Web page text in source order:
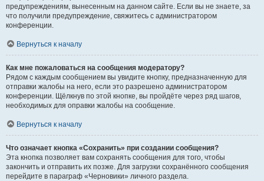
предупреждениям, вынесенным на данном сайте. Если вы не знаете, за
что получили предупреждение, свяжитесь с администратором
конференции.
Вернуться к началу
Как мне пожаловаться на сообщения модератору?
Рядом с каждым сообщением вы увидите кнопку, предназначенную для
отправки жалобы на него, если это разрешено администратором
конференции. Щёлкнув по этой кнопке, вы пройдёте через ряд шагов,
необходимых для оправки жалобы на сообщение.
Вернуться к началу
Что означает кнопка «Сохранить» при создании сообщения?
Эта кнопка позволяет вам сохранять сообщения для того, чтобы
закончить и отправить их позже. Для загрузки сохранённого сообщения
перейдите в параграф «Черновики» личного раздела.